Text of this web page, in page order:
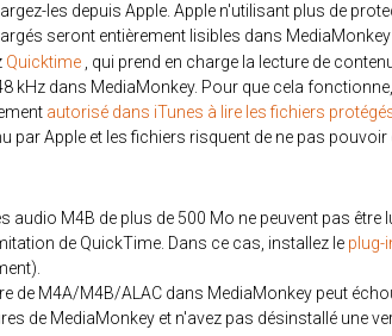
les depuis Apple. Apple n'utilisant plus de
seront entièrement lisibles dans
Quicktime , qui prend en charge la lecture de
kHz dans MediaMonkey. Pour que cela
autorisé dans iTunes à lire les fichiers
par Apple et les fichiers risquent de ne pas
audio M4B de plus de 500 Mo ne peuvent pas
de QuickTime. Dans ce cas, installez le plug-
de M4A/M4B/ALAC dans MediaMonkey peut
de MediaMonkey et n'avez pas désinstallé une